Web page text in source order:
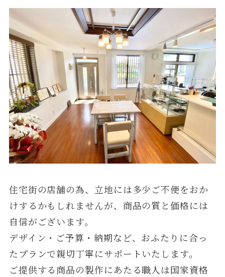
住宅街の店舗の為、立地には多少ご不便をおか
けするかもしれませんが、商品の質と価格には
自信がございます。
デザイン・ご予算・納期など、おふたりに合っ
たプランで親切丁寧にサポートいたします。
ご提供する商品の製作にあたる職人は国家資格